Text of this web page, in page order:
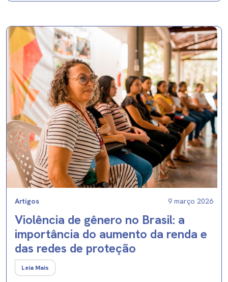
Artigos 9 março 2026
Violência de gênero no Brasil: a
importância do aumento da renda e
das redes de proteção
Leia Mais